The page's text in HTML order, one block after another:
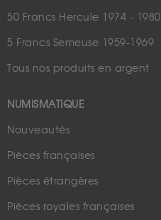
50 Francs Hercule 1974 - 1980
5 Francs Semeuse 1959-1969
Tous nos produits en argent
NUMISMATIQUE
Nouveautés
Pièces françaises
Pièces étrangères
Pièces royales françaises